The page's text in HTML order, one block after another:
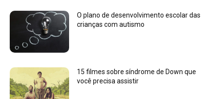
O plano de desenvolvimento escolar das
crianças com autismo
15 filmes sobre síndrome de Down que
você precisa assistir